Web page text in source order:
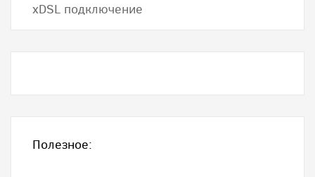
хDSL подключение
Полезное: